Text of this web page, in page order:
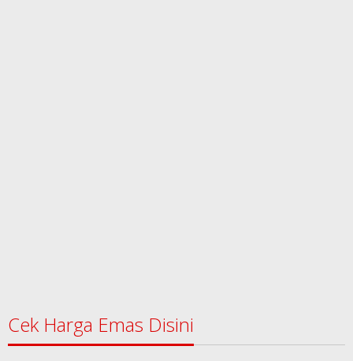
Cek Harga Emas Disini